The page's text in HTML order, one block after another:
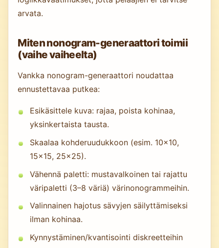
arvata.
Miten nonogram-generaattori toimii
(vaihe vaiheelta)
Vankka nonogram-generaattori noudattaa
ennustettavaa putkea:
Esikäsittele kuva: rajaa, poista kohinaa,
yksinkertaista tausta.
Skaalaa kohderuudukkoon (esim. 10×10,
15×15, 25×25).
Vähennä paletti: mustavalkoinen tai rajattu
väripaletti (3–8 väriä) värinonogrammeihin.
Valinnainen hajotus sävyjen säilyttämiseksi
ilman kohinaa.
Kynnystäminen/kvantisointi diskreetteihin